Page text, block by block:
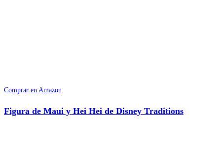
Comprar en Amazon
Figura de Maui y Hei Hei de Disney Traditions